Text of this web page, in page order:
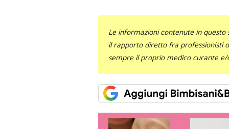
Le informazioni contenute in
il rapporto diretto fra professionisti
sempre il proprio medico curante e/